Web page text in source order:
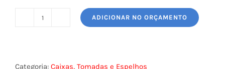
4X4
ADICIONAR NO ORÇAMENTO
Categoria: Caixas, Tomadas e Espelhos